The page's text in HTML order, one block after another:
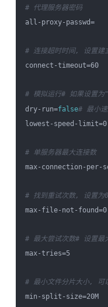
# 代理服务器密码
all-proxy-passwd=
# 连接超时时间, 设置建
connect-timeout=60
# 模拟运行# 如果设置
dry-run=false# 最小
lowest-speed-limit=0
# 单服务器最大连接数
max-connection-per-
# 找到重试次数, 设置为
max-file-not-found=0
# 最大尝试次数# 设置最
max-tries=5
# 最小文件分片大小, 可
min-split-size=20M